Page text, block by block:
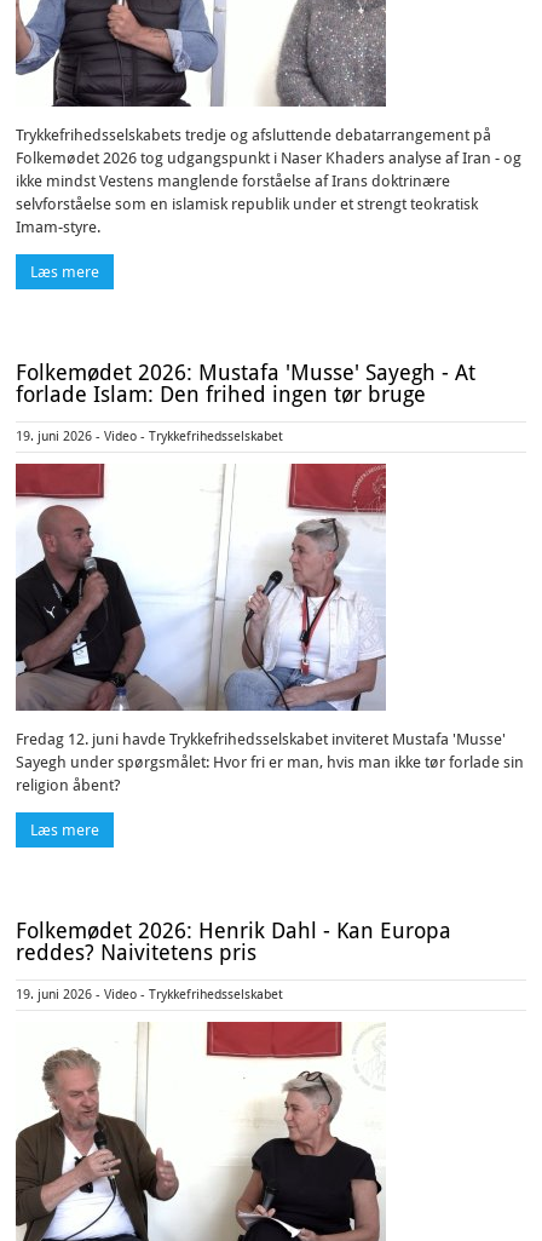
Trykkefrihedsselskabets tredje og afsluttende debatarrangement på
Folkemødet 2026 tog udgangspunkt i Naser Khaders analyse af Iran - og
ikke mindst Vestens manglende forståelse af Irans doktrinære
selvforståelse som en islamisk republik under et strengt teokratisk
Imam-styre.
Læs mere
Folkemødet 2026: Mustafa 'Musse' Sayegh - At
forlade Islam: Den frihed ingen tør bruge
19. juni 2026 - Video - Trykkefrihedsselskabet
Fredag 12. juni havde Trykkefrihedsselskabet inviteret Mustafa 'Musse'
Sayegh under spørgsmålet: Hvor fri er man, hvis man ikke tør forlade sin
religion åbent?
Læs mere
Folkemødet 2026: Henrik Dahl - Kan Europa
reddes? Naivitetens pris
19. juni 2026 - Video - Trykkefrihedsselskabet